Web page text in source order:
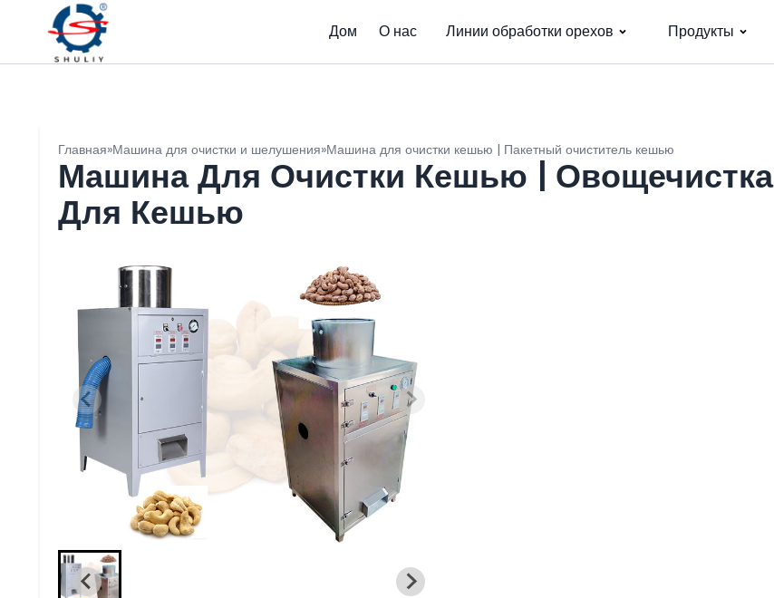
Дом О нас Линии обработки орехов Продукты
Главная»Машина для очистки и шелушения»Машина для очистки кешью | Пакетный очиститель кешью
Машина Для Очистки Кешью | Овощечистка
Для Кешью